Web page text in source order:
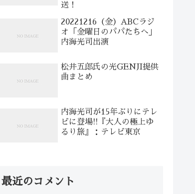
送！
20221216（金）ABCラジ
オ「金曜日のパパたちへ」
内海光司出演
松井五郎氏の光GENJI提供
曲まとめ
内海光司が15年ぶりにテレ
ビに登場!!『大人の極上ゆ
るり旅』：テレビ東京
最近のコメント